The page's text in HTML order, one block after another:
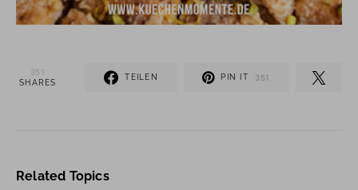
351
SHARES
TEILEN PIN IT 351
Related Topics